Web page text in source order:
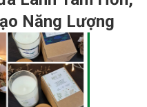
Năng Lượng